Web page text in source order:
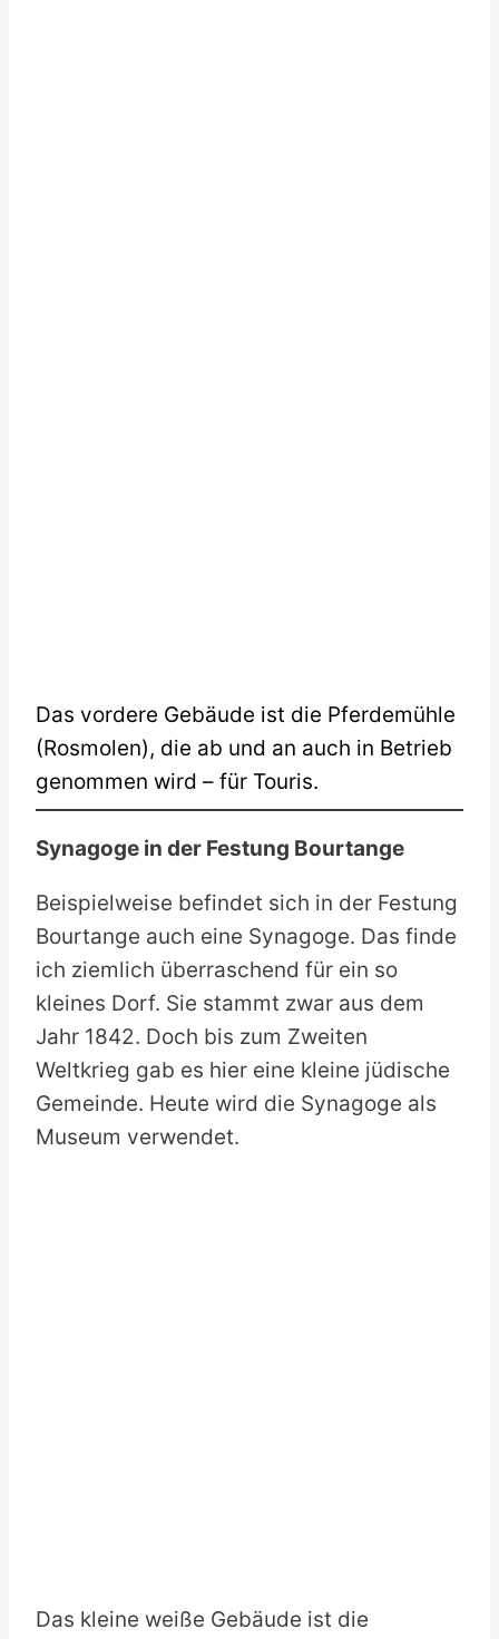
Das vordere Gebäude ist die Pferdemühle
(Rosmolen), die ab und an auch in Betrieb
genommen wird – für Touris.
Synagoge in der Festung Bourtange
Beispielweise befindet sich in der Festung
Bourtange auch eine Synagoge. Das finde
ich ziemlich überraschend für ein so
kleines Dorf. Sie stammt zwar aus dem
Jahr 1842. Doch bis zum Zweiten
Weltkrieg gab es hier eine kleine jüdische
Gemeinde. Heute wird die Synagoge als
Museum verwendet.
Das kleine weiße Gebäude ist die